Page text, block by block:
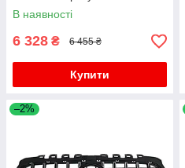
В наявності
6 328 ₴ 6 455 ₴
Купити
–2%